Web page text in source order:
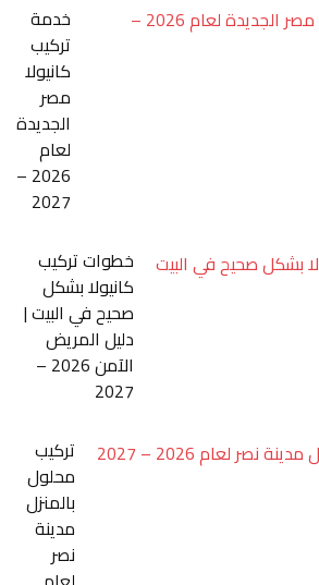
خدمة
تركيب
كانيولا
مصر
الجديدة
لعام
2026 –
2027
خطوات تركيب
كانيولا بشكل
صحيح في البيت |
دليل المريض
الآمن 2026 –
2027
تركيب
محلول
بالمنزل
مدينة
نصر